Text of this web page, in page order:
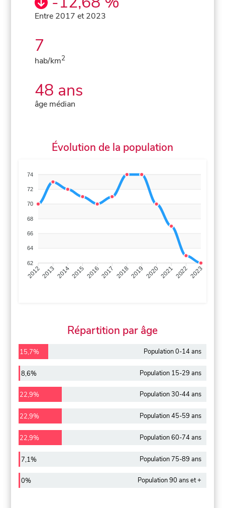
Entre 2017 et 2023
7
hab/km2
48 ans
âge médian
Évolution de la population
74
72
70
68
66
64
62
20122013 20142015 20162017 20182019 20202021 2022 2023
Répartition par âge
15,7% Population 0-14 ans
8,6% Population 15-29 ans
22,9% Population 30-44 ans
22,9% Population 45-59 ans
22,9% Population 60-74 ans
7,1% Population 75-89 ans
0% Population 90 ans et +